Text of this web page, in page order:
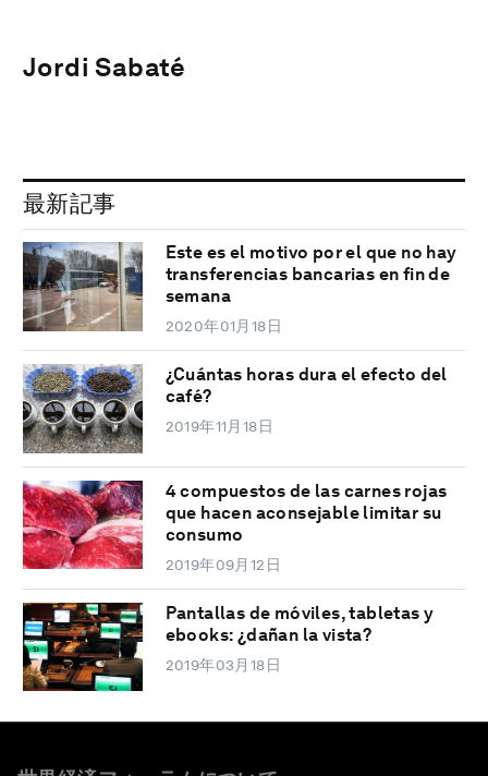
Jordi Sabaté
最新記事
Este es el motivo por el que no hay
transferencias bancarias en fin de
semana
2020年01月18日
¿Cuántas horas dura el efecto del
café?
2019年11月18日
4 compuestos de las carnes rojas
que hacen aconsejable limitar su
consumo
2019年09月12日
Pantallas de móviles, tabletas y
ebooks: ¿dañan la vista?
2019年03月18日